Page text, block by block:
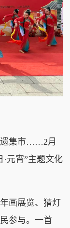
集市……2月
元宵”主题文化
画展览、猜灯
参与。一首